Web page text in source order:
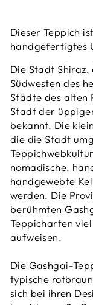
Dieser Teppich
handgefertigtes
Die Stadt
Südwesten des
Städte des alten
Stadt der
bekannt. Die
die die Stadt
nomadische,
handgewebte
werden. Die
berühmten
Teppicharten
aufweisen.
Die Gashgai-
typische
sich bei ihren